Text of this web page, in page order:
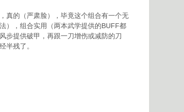
的（严肃脸），毕竟这个组合有一个无
，组合实用（两本武学提供的BUFF都
步提供破甲，再跟一刀增伤或减防的刀
半残了。